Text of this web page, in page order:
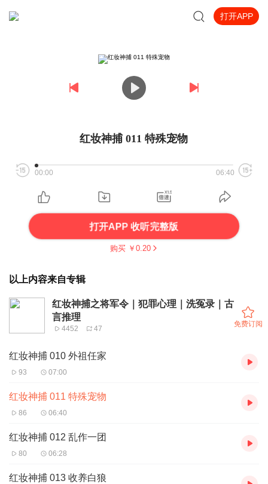
打开APP
红妆神捕 011 特殊宠物
00:00 06:40
打开APP 收听完整版
购买 ￥ 0.20
以上内容来自专辑
红妆神捕之将军令｜犯罪心理｜洗冤录｜古
言推理
4452 47
免费订阅
红妆神捕 010 外祖任家
93 07:00
红妆神捕 011 特殊宠物
86 06:40
红妆神捕 012 乱作一团
80 06:28
红妆神捕 013 收养白狼